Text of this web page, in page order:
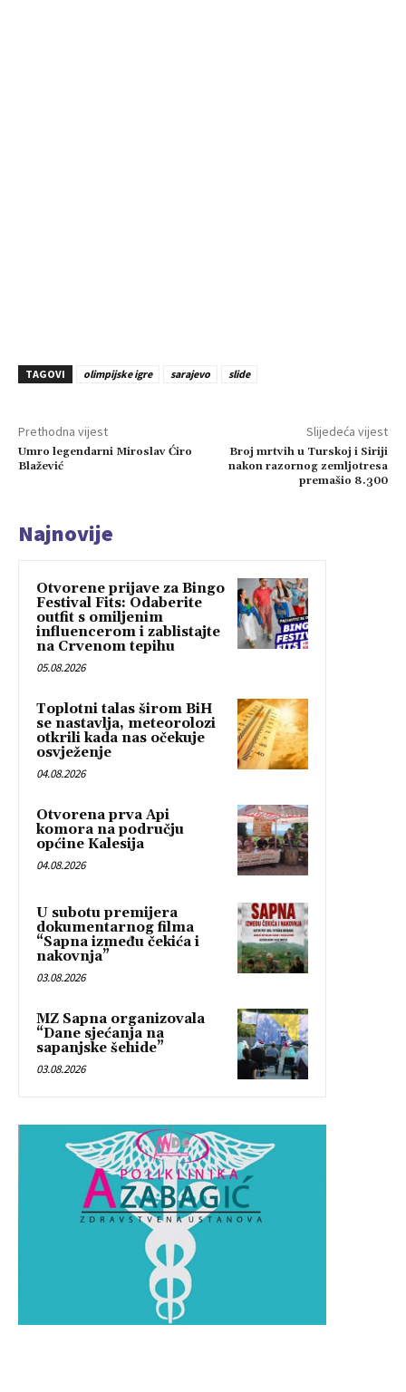
TAGOVI olimpijske igre sarajevo slide
Prethodna vijest
Umro legendarni Miroslav Ćiro
Blažević
Slijedeća vijest
Broj mrtvih u Turskoj i Siriji
nakon razornog zemljotresa
premašio 8.300
Najnovije
Otvorene prijave za Bingo
Festival Fits: Odaberite
outfit s omiljenim
influencerom i zablistajte
na Crvenom tepihu
05.08.2026
Toplotni talas širom BiH
se nastavlja, meteorolozi
otkrili kada nas očekuje
osvježenje
04.08.2026
Otvorena prva Api
komora na području
općine Kalesija
04.08.2026
U subotu premijera
dokumentarnog filma
“Sapna između čekića i
nakovnja”
03.08.2026
MZ Sapna organizovala
“Dane sjećanja na
sapanjske šehide”
03.08.2026